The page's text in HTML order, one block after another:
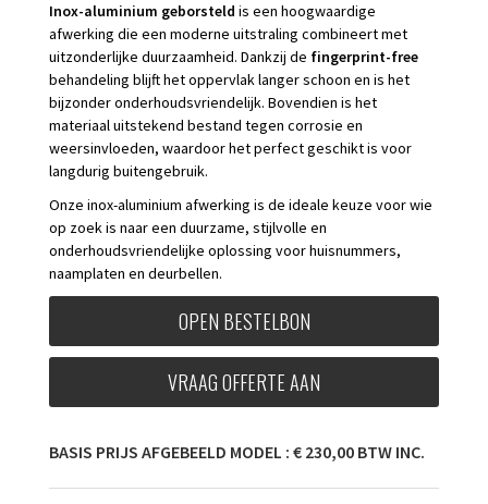
Inox-aluminium geborsteld is een hoogwaardige
afwerking die een moderne uitstraling combineert met
uitzonderlijke duurzaamheid. Dankzij de fingerprint-free
behandeling blijft het oppervlak langer schoon en is het
bijzonder onderhoudsvriendelijk. Bovendien is het
materiaal uitstekend bestand tegen corrosie en
weersinvloeden, waardoor het perfect geschikt is voor
langdurig buitengebruik.
Onze inox-aluminium afwerking is de ideale keuze voor wie
op zoek is naar een duurzame, stijlvolle en
onderhoudsvriendelijke oplossing voor huisnummers,
naamplaten en deurbellen.
OPEN BESTELBON
VRAAG OFFERTE AAN
BASIS PRIJS AFGEBEELD MODEL : € 230,00 BTW INC.